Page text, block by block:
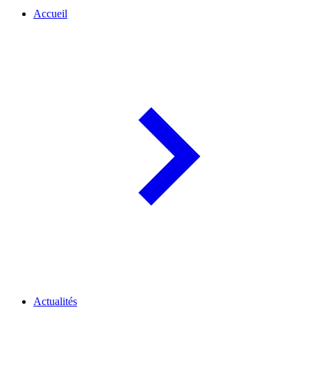
Accueil
Actualités